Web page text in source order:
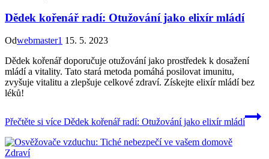
Dědek kořenář radí: Otužování jako elixír mládí
Odwebmaster1 15. 5. 2023
Dědek kořenář doporučuje otužování jako prostředek k dosažení
mládí a vitality. Tato stará metoda pomáhá posilovat imunitu,
zvyšuje vitalitu a zlepšuje celkové zdraví. Získejte elixír mládí bez
léků!
Přečtěte si více Dědek kořenář radí: Otužování jako elixír mládí
Zdraví